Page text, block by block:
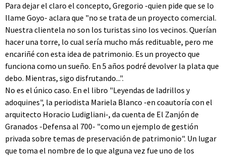
Para dejar el claro el concepto, Gregorio -quien pide que se lo
llame Goyo- aclara que "no se trata de un proyecto comercial.
Nuestra clientela no son los turistas sino los vecinos. Querían
hacer una torre, lo cual sería mucho más redituable, pero me
encariñé con esta idea de patrimonio. Es un proyecto que
funciona como un sueño. En 5 años podré devolver la plata que
debo. Mientras, sigo disfrutando...".
No es el único caso. En el libro "Leyendas de ladrillos y
adoquines", la periodista Mariela Blanco -en coautoría con el
arquitecto Horacio Ludigliani-, da cuenta de El Zanjón de
Granados -Defensa al 700- "como un ejemplo de gestión
privada sobre temas de preservación de patrimonio". Un lugar
que toma el nombre de lo que alguna vez fue uno de los